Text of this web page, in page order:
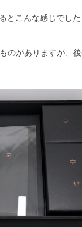
とこんな感じでした
のがありますが、